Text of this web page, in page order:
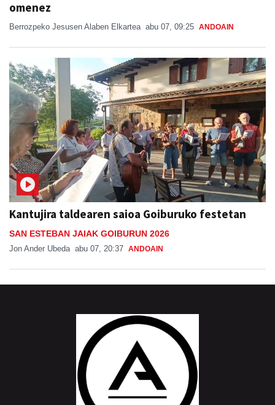
omenez
Berrozpeko Jesusen Alaben Elkartea abu 07, 09:25 ANDOAIN
Kantujira taldearen saioa Goiburuko festetan
SAN ESTEBAN JAIAK GOIBURUN 2026
Jon Ander Ubeda abu 07, 20:37 ANDOAIN